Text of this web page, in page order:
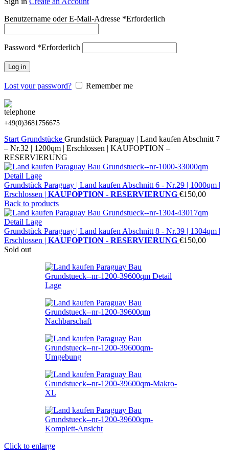
Benutzername oder E-Mail-Adresse *Erforderlich
Password *Erforderlich
Log in
Lost your password? Remember me
+49(0)3681756675
Start Grundstücke Grundstück Paraguay | Land kaufen Abschnitt 7
– Nr.32 | 1200qm | Erschlossen | KAUFOPTION –
RESERVIERUNG
Grundstück Paraguay | Land kaufen Abschnitt 6 - Nr.29 | 1000qm |
Erschlossen | KAUFOPTION - RESERVIERUNG €150,00
Back to products
Grundstück Paraguay | Land kaufen Abschnitt 8 - Nr.39 | 1304qm |
Erschlossen | KAUFOPTION - RESERVIERUNG €150,00
Sold out
Click to enlarge